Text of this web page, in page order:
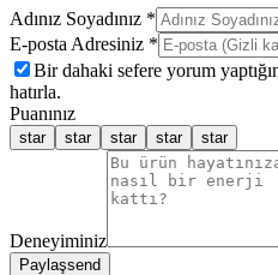
Adınız Soyadınız *
E-posta Adresiniz *
Bir dahaki sefere yorum
hatırla.
Puanınız
star star star star star
Deneyiminiz
Paylaşsend